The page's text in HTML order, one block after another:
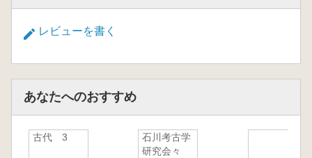
レビューを書く
あなたへのおすすめ
古代 3
石川考古学
研究会々